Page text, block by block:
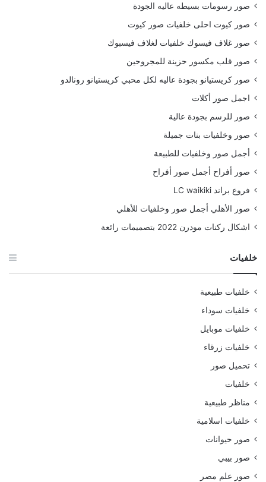
صور رسومات بسيطه عاليه الجودة
صور كيوت احلى خلفيات صور كيوت
صور غلاف فيسوك خلفيات لغلاف فيسبوك
صور قلب مكسور حزينة للمجروحين
صور كريستيانو بجودة عاليه لكل محبي كريستيانو رونالدو
اجمل صور أكلات
صور للرسم بجودة عالية
صور وخلفيات بنات جميلة
أجمل صور وخلفيات للطبيعة
صور أفراح أجمل صور أفراح
فروع براند LC waikiki
صور الأهلي أجمل صور وخلفيات للأهلي
اشكال ركنات مودرن 2022 بتصميمات رائعة
خلفيات
خلفيات طبيعية
خلفيات سوداء
خلفيات موبايل
خلفيات زرقاء
تحميل صور
خلفيات
مناظر طبيعية
خلفيات اسلامية
صور حيوانات
صور بيبي
صور علم مصر